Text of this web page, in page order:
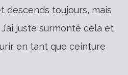
descends toujours, mais
juste surmonté cela et
en tant que ceinture